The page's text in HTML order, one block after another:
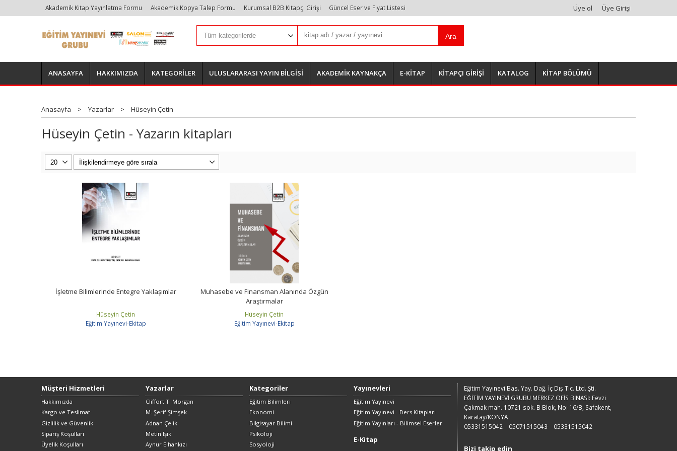
Akademik Kitap Yayınlatma Formu Akademik Kopya Talep Formu Kurumsal B2B Kitapçı Girişi Güncel Eser ve Fiyat Listesi Üye ol Üye Girişi
Ara
ANASAYFA HAKKIMIZDA KATEGORİLER ULUSLARARASI YAYIN BİLGİSİ AKADEMİK KAYNAKÇA E-KİTAP KİTAPÇI GİRİŞİ KATALOG KİTAP BÖLÜMÜ
Anasayfa > Yazarlar > Hüseyin Çetin
Hüseyin Çetin - Yazarın kitapları
İşletme Bilimlerinde Entegre Yaklaşımlar
Hüseyin Çetin
Eğitim Yayınevi-Ekitap
Muhasebe ve Finansman Alanında Özgün
Araştırmalar
Hüseyin Çetin
Eğitim Yayınevi-Ekitap
Müşteri Hizmetleri
Hakkımızda
Kargo ve Teslimat
Gizlilik ve Güvenlik
Sipariş Koşulları
Üyelik Koşulları
Yazarlar
Cliffort T. Morgan
M. Şerif Şimşek
Adnan Çelik
Metin Işık
Aynur Elhankızı
Kategoriler
Eğitim Bilimleri
Ekonomi
Bilgisayar Bilimi
Psikoloji
Sosyoloji
Yayınevleri
Eğitim Yayınevi
Eğitim Yayınevi - Ders Kitapları
Eğitim Yayınları - Bilimsel Eserler
E-Kitap
Eğitim Yayınevi Bas. Yay. Dağ. İç Dış Tic. Ltd. Şti.
EĞİTİM YAYINEVİ GRUBU MERKEZ OFİS BİNASI: Fevzi
Çakmak mah. 10721 sok. B Blok, No: 16/B, Safakent,
Karatay/KONYA
05331515042
05071515043 05331515042
Bizi takip edin